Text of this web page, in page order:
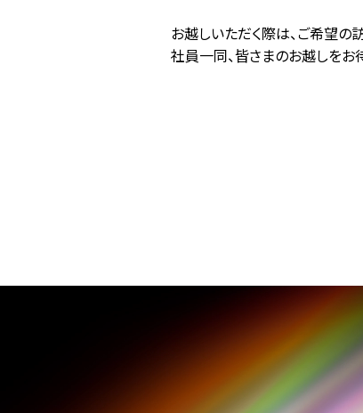
お越しいただく際は、ご希望の
社員一同、皆さまのお越しをお